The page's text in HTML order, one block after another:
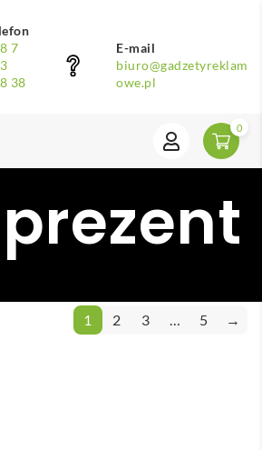
7
38
E-mail
biuro@gadzetyreklam
owe.pl
0
1 2 3 … 5 →